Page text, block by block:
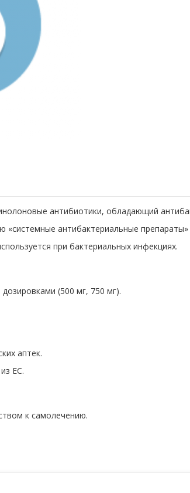
антибиотики, обладающий
«системные антибактериальные
при бактериальных инфекциях.
(500 мг, 750 мг).
аптек.
ЕС.
к самолечению.